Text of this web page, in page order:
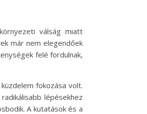
válság miatt
már nem elegendőek
felé fordulnak,
fokozása volt.
lépésekhez
A kutatások és a